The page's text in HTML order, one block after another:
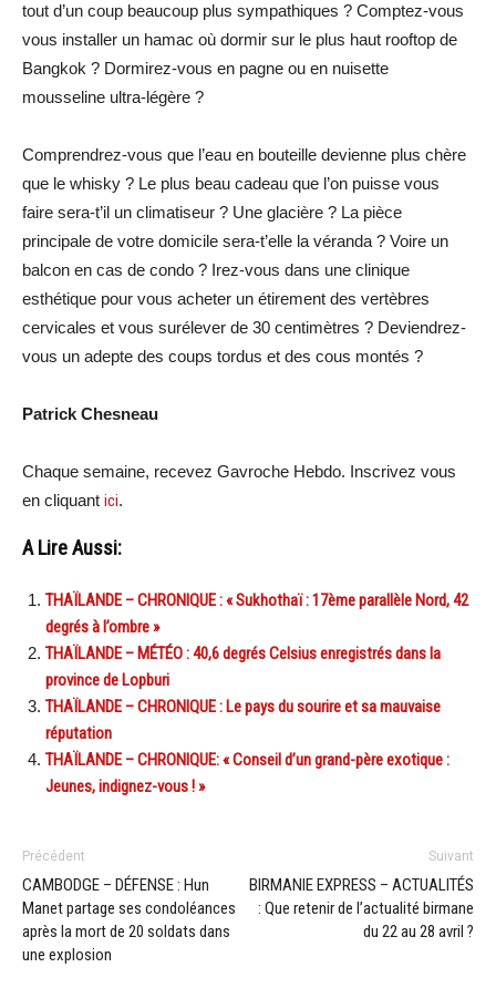
tout d’un coup beaucoup plus sympathiques ? Comptez-vous
vous installer un hamac où dormir sur le plus haut rooftop de
Bangkok ? Dormirez-vous en pagne ou en nuisette
mousseline ultra-légère ?
Comprendrez-vous que l’eau en bouteille devienne plus chère
que le whisky ? Le plus beau cadeau que l’on puisse vous
faire sera-t’il un climatiseur ? Une glacière ? La pièce
principale de votre domicile sera-t’elle la véranda ? Voire un
balcon en cas de condo ? Irez-vous dans une clinique
esthétique pour vous acheter un étirement des vertèbres
cervicales et vous surélever de 30 centimètres ? Deviendrez-
vous un adepte des coups tordus et des cous montés ?
Patrick Chesneau
Chaque semaine, recevez Gavroche Hebdo. Inscrivez vous
en cliquant ici.
A Lire Aussi:
THAÏLANDE – CHRONIQUE : « Sukhothaï : 17ème parallèle Nord, 42
degrés à l’ombre »
THAÏLANDE – MÉTÉO : 40,6 degrés Celsius enregistrés dans la
province de Lopburi
THAÏLANDE – CHRONIQUE : Le pays du sourire et sa mauvaise
réputation
THAÏLANDE – CHRONIQUE: « Conseil d’un grand-père exotique :
Jeunes, indignez-vous ! »
Précédent
CAMBODGE – DÉFENSE : Hun
Manet partage ses condoléances
après la mort de 20 soldats dans
une explosion
Suivant
BIRMANIE EXPRESS – ACTUALITÉS
: Que retenir de l’actualité birmane
du 22 au 28 avril ?